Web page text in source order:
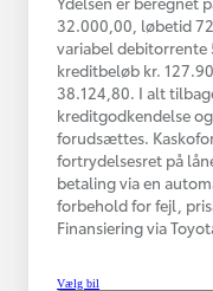
32.000,00, løbetid
variabel debitorrente
kreditbeløb kr.
38.124,80. I alt
kreditgodkendelse
forudsættes.
fortrydelsesret på
betaling via en
forbehold for fejl,
Finansiering via
Vælg bil